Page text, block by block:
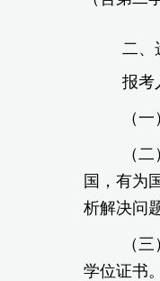
二、
报考
（
（
国，有为
析解决问
（
学位证书。